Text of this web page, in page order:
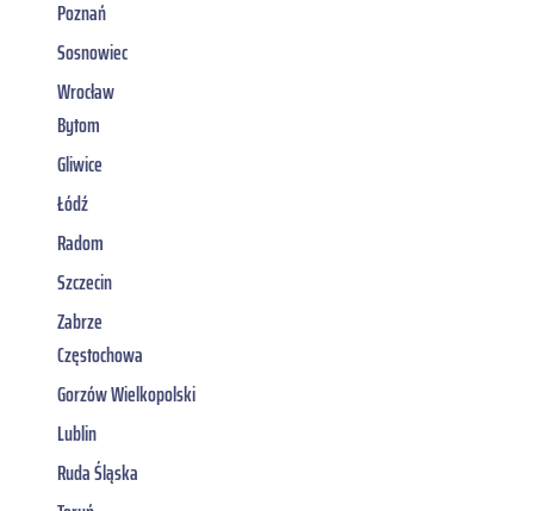
Poznań
Sosnowiec
Wrocław
Bytom
Gliwice
Łódź
Radom
Szczecin
Zabrze
Częstochowa
Gorzów Wielkopolski
Lublin
Ruda Śląska